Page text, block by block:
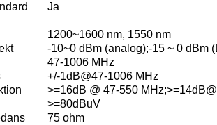
Ja
1200~1600 nm, 1550 nm
-10~0 dBm (analog);-15 ~ 0 dBm
47-1006 MHz
+/-1dB@47-1006 MHz
>=16dB @ 47-550
>=80dBuV
75 ohm